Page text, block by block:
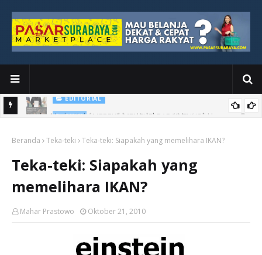
PUISI MEREKA MENCURI PAPAN TULIS
Beranda Teka-teki Teka-teki: Siapakah yang memelihara IKAN?
Teka-teki: Siapakah yang
memelihara IKAN?
Mahar Prastowo Oktober 21, 2010